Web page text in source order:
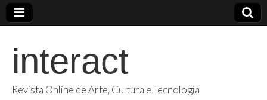
interact
Revista Online de Arte, Cultura e Tecnologia